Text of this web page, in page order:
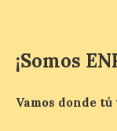
gallega de
la música de
¡Somos
Vamos donde